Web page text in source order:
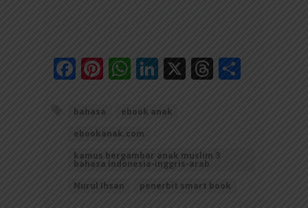
Facebook
Pinterest
WhatsApp
LinkedIn
X Threads
bahasa
ebook anak
ebookanak.com
kamus bergambar anak muslim 3
bahasa indonesia-inggris-arab
Nurul Ihsan
penerbit smart book